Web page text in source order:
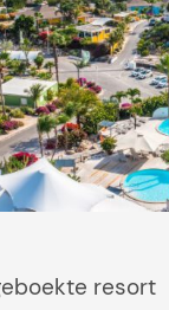
d
i
e
j
e
n
i
m
resort